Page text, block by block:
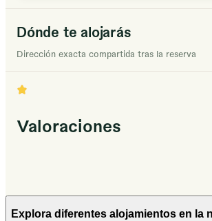
Dónde te alojarás
Dirección exacta compartida tras la reserva
Valoraciones
Explora diferentes alojamientos en la